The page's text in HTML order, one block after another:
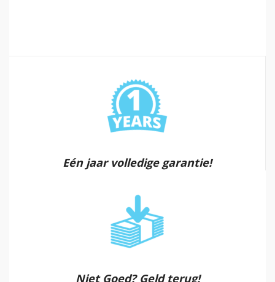
Eén jaar volledige garantie!
Niet Goed? Geld terug!